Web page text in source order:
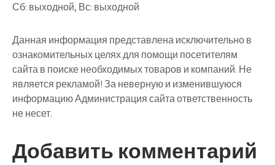
Сб: выходной, Вс: выходной
Данная информация представлена исключительно в
ознакомительных целях для помощи посетителям
сайта в поиске необходимых товаров и компаний. Не
является рекламой! За неверную и изменившуюся
информацию Администрация сайта ответственность
не несет.
Добавить комментарий